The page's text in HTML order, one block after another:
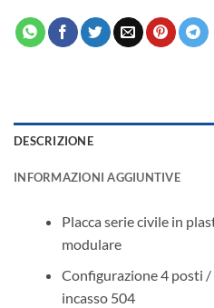
DESCRIZIONE
INFORMAZIONI AGGIUNTIVE
Placca serie civile in
modulare
Configurazione 4 posti
incasso 504